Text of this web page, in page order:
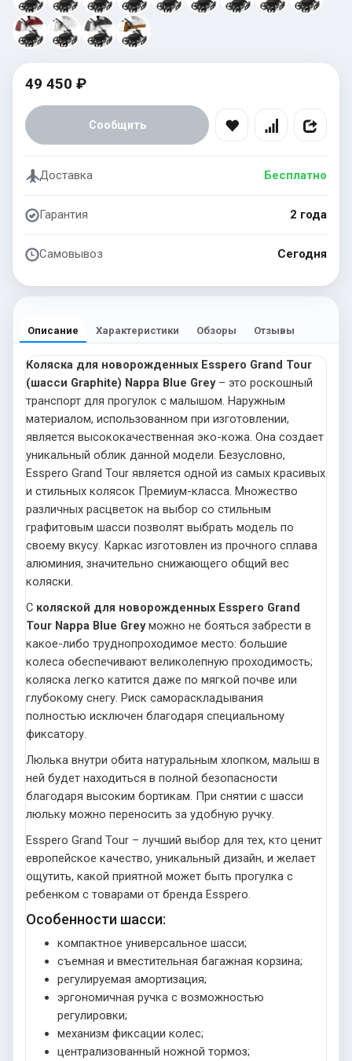
49 450 ₽
Сообщить
Доставка Бесплатно
Гарантия 2 года
Самовывоз Сегодня
Описание Характеристики Обзоры Отзывы
Коляска для новорожденных Esspero Grand Tour
(шасси Graphite) Nappa Blue Grey– это роскошный
транспорт для прогулок с малышом. Наружным
материалом, использованном при изготовлении,
является высококачественная эко-кожа. Она создает
уникальный облик данной модели. Безусловно,
Esspero Grand Tour является одной из самых красивых
и стильных колясок Премиум-класса. Множество
различных расцветок на выбор со стильным
графитовым шасси позволят выбрать модель по
своему вкусу. Каркас изготовлен из прочного сплава
алюминия, значительно снижающего общий вес
коляски.
С коляской для новорожденных Esspero Grand
Tour Nappa Blue Greyможно не бояться забрести в
какое-либо труднопроходимое место: большие
колеса обеспечивают великолепную проходимость;
коляска легко катится даже по мягкой почве или
глубокому снегу. Риск самораскладывания
полностью исключен благодаря специальному
фиксатору.
Люлька внутри обита натуральным хлопком, малыш в
ней будет находиться в полной безопасности
благодаря высоким бортикам. При снятии с шасси
люльку можно переносить за удобную ручку.
Esspero Grand Tour – лучший выбор для тех, кто ценит
европейское качество, уникальный дизайн, и желает
ощутить, какой приятной может быть прогулка с
ребенком с товарами от бренда Esspero.
Особенности шасси:
компактное универсальное шасси;
съемная и вместительная багажная корзина;
регулируемая амортизация;
эргономичная ручка с возможностью
регулировки;
механизм фиксации колес;
централизованный ножной тормоз;